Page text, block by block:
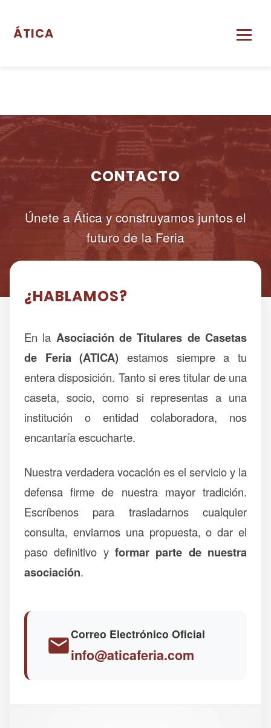
ÁTICA
CONTACTO
Únete a Ática y construyamos juntos el
futuro de la Feria
¿HABLAMOS?
En la Asociación de Titulares de Casetas
de Feria (ATICA) estamos siempre a tu
entera disposición. Tanto si eres titular de una
caseta, socio, como si representas a una
institución o entidad colaboradora, nos
encantaría escucharte.
Nuestra verdadera vocación es el servicio y la
defensa firme de nuestra mayor tradición.
Escríbenos para trasladarnos cualquier
consulta, enviarnos una propuesta, o dar el
paso definitivo y formar parte de nuestra
asociación.
Correo Electrónico Oficial
info@aticaferia.com